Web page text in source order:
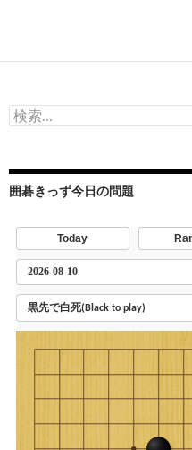
検
索:
囲碁きっず今日の問題